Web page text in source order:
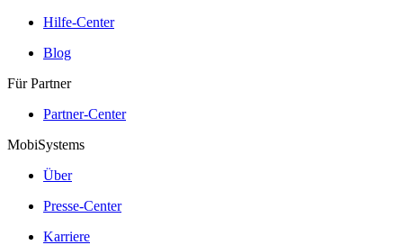
Hilfe-Center
Blog
Für Partner
Partner-Center
MobiSystems
Über
Presse-Center
Karriere